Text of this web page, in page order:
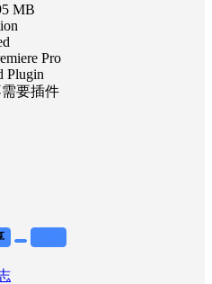
MB
Pro
Plugin
要插件